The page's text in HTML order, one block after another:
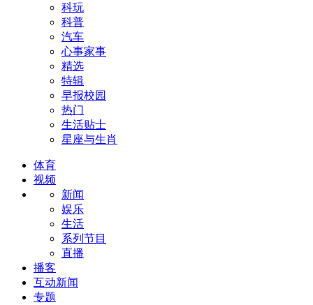
科玩
科普
汽车
心事家事
精选
特辑
早报校园
热门
生活贴士
星座与生肖
体育
视频
新闻
娱乐
生活
系列节目
直播
播客
互动新闻
专题